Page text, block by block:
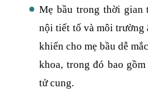
Mẹ bầu trong thời
nội tiết tố và môi trường
khiến cho mẹ bầu dễ
khoa, trong đó bao
tử cung.